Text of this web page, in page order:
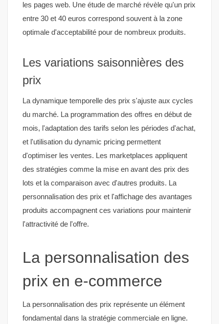
les pages web. Une étude de marché révèle qu'un prix
entre 30 et 40 euros correspond souvent à la zone
optimale d'acceptabilité pour de nombreux produits.
Les variations saisonnières des
prix
La dynamique temporelle des prix s'ajuste aux cycles
du marché. La programmation des offres en début de
mois, l'adaptation des tarifs selon les périodes d'achat,
et l'utilisation du dynamic pricing permettent
d'optimiser les ventes. Les marketplaces appliquent
des stratégies comme la mise en avant des prix des
lots et la comparaison avec d'autres produits. La
personnalisation des prix et l'affichage des avantages
produits accompagnent ces variations pour maintenir
l'attractivité de l'offre.
La personnalisation des
prix en e-commerce
La personnalisation des prix représente un élément
fondamental dans la stratégie commerciale en ligne.